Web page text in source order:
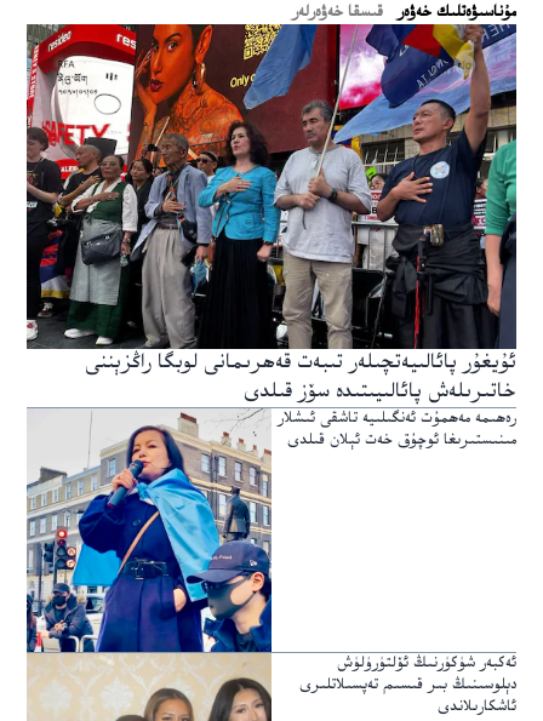
ﻣﯘﻧﺎﺳﯩﯟﻩﺗﻠﯩﻚ ﺧﻪﯞﻩﺭ قىسقا خەۋەرلەر
ئۇيغۇر پائالىيەتچىلەر تىبەت قەھرىمانى لوبگا راڭزېننى
خاتىرىلەش پائالىيىتىدە سۆز قىلدى
رەھىمە مەھمۇت ئەنگىلىيە تاشقى ئىشلار
مىنىستىرىغا ئوچۇق خەت ئېلان قىلدى
ئەكبەر شۈكۈرنىڭ ئۆلتۈرۈلۈش
دېلوسىنىڭ بىر قىسىم تەپسىلاتلىرى
ئاشكارىلاندى